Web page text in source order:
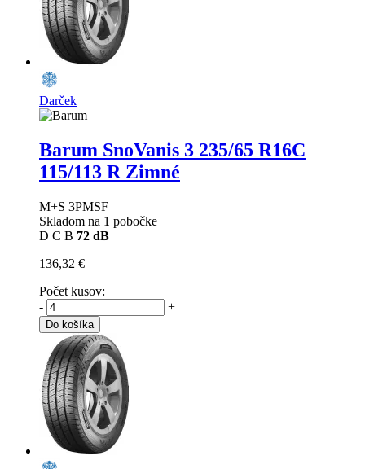
Darček
Barum SnoVanis 3 235/65 R16C
115/113 R Zimné
M+S 3PMSF
Skladom na 1 pobočke
D C B 72 dB
136,32 €
Počet kusov:
-
+
Do košíka